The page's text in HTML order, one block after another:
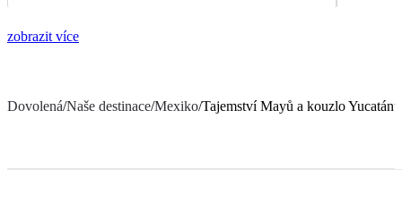
zobrazit více
Dovolená/Naše destinace/Mexiko/Tajemství Mayů a kouzlo Yucatánu